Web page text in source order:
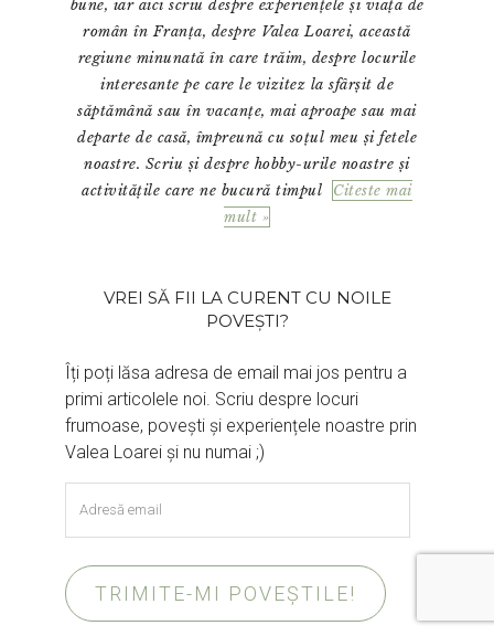
bune, iar aici scriu despre experiențele și viața de
român în Franța, despre Valea Loarei, această
regiune minunată în care trăim, despre locurile
interesante pe care le vizitez la sfârșit de
săptămână sau în vacanțe, mai aproape sau mai
departe de casă, împreună cu soțul meu și fetele
noastre. Scriu și despre hobby-urile noastre și
activitățile care ne bucură timpul
Citeste mai
mult »
VREI SĂ FII LA CURENT CU NOILE
POVEȘTI?
Îți poți lăsa adresa de email mai jos pentru a
primi articolele noi. Scriu despre locuri
frumoase, povești și experiențele noastre prin
Valea Loarei și nu numai ;)
email
TRIMITE-MI POVEȘTILE!